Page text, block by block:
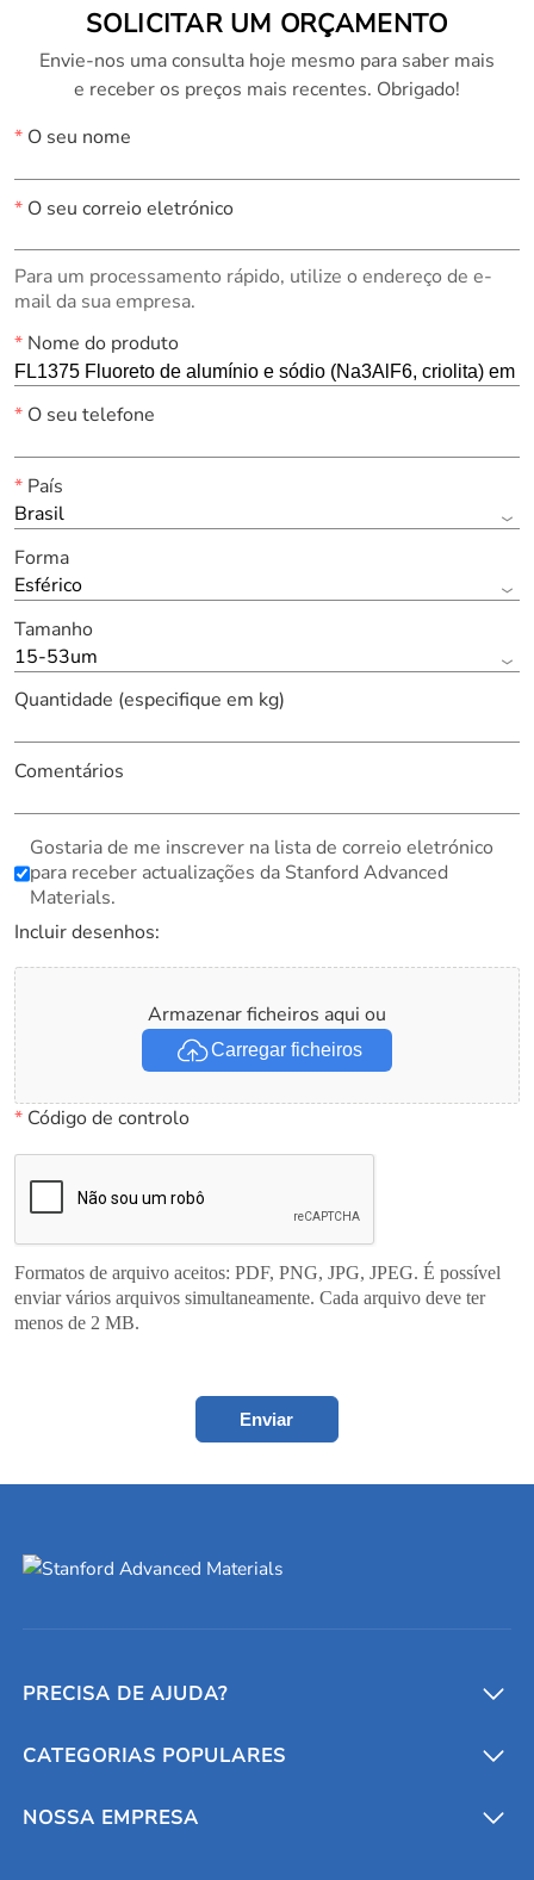
SOLICITAR UM ORÇAMENTO
Envie-nos uma consulta hoje mesmo para saber mais
e receber os preços mais recentes. Obrigado!
*O seu nome
*O seu correio eletrónico
Para um processamento rápido, utilize o endereço de e-
mail da sua empresa.
*Nome do produto
*O seu telefone
*País
Brasil
Forma
Esférico
Tamanho
15-53um
Quantidade (especifique em kg)
Comentários
Gostaria de me inscrever na lista de correio eletrónico
para receber actualizações da Stanford Advanced
Materials.
Incluir desenhos:
Armazenar ficheiros aqui ou
Carregar ficheiros
*Código de controlo
Formatos de arquivo aceitos: PDF, PNG, JPG, JPEG. É possível
enviar vários arquivos simultaneamente. Cada arquivo deve ter
menos de 2 MB.
Enviar
PRECISA DE AJUDA?
Conversores e calculadoras
Entre em contato conosco
CATEGORIAS POPULARES
Metais refratários
NOSSA EMPRESA